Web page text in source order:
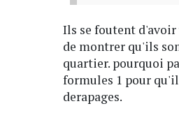
Ils se foutent
de montrer qu'ils
quartier. pourquoi
formules 1 pour
derapages.